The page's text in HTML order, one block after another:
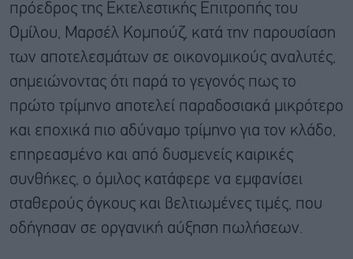
πρόεδρος της Εκτελεστικής Επιτροπής του
Ομίλου, Μαρσέλ Κομπούζ, κατά την παρουσίαση
των αποτελεσμάτων σε οικονομικούς αναλυτές,
σημειώνοντας ότι παρά το γεγονός πως το
πρώτο τρίμηνο αποτελεί παραδοσιακά μικρότερο
και εποχικά πιο αδύναμο τρίμηνο για τον κλάδο,
επηρεασμένο και από δυσμενείς καιρικές
συνθήκες, ο όμιλος κατάφερε να εμφανίσει
σταθερούς όγκους και βελτιωμένες τιμές, που
οδήγησαν σε οργανική αύξηση πωλήσεων.